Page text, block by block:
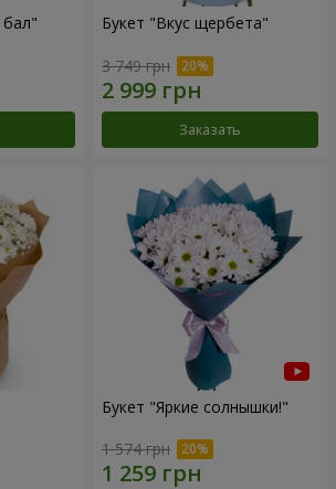
Букет "Вкус щербета"
3 749 грн
Заказать
Букет "Яркие солнышки!"
1 574 грн